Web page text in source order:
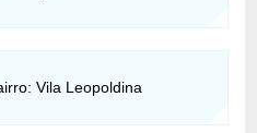
Vila Leopoldina